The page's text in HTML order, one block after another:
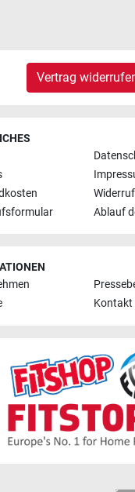
Vertrag
Ablauf
Kontakt